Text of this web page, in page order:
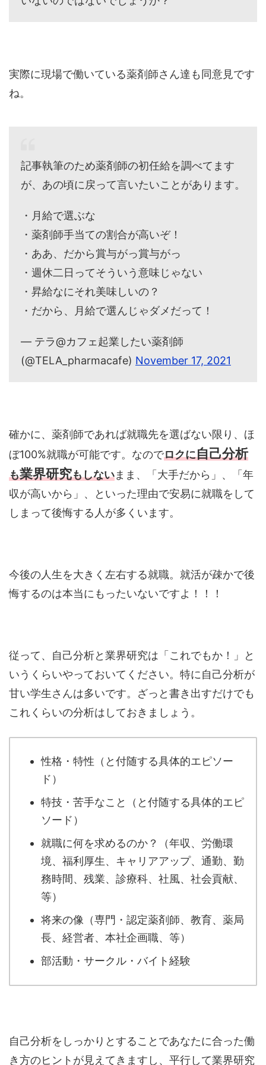
実際に現場で働いている薬剤師さん達も同意見です
ね。
が、あの頃に戻って言いたいことがあります。
・薬剤師手当ての割合が高いぞ！
・ああ、だから賞与がっ賞与がっ
・週休二日ってそういう意味じゃない
・昇給なにそれ美味しいの？
・だから、月給で選んじゃダメだって！
(@TELA_pharmacafe)November 17, 2021
ぼ100%就職が可能です。なのでロクに自己分析
も 業界研究もしないまま、「大手だから」、「年
収が高いから」、といった理由で安易に就職をして
しまって後悔する人が多くいます。
悔するのは本当にもったいないですよ！！！
いうくらいやっておいてください。特に自己分析が
甘い学生さんは多いです。ざっと書き出すだけでも
これくらいの分析はしておきましょう。
ド）
ソード）
境、福利厚生、キャリアアップ、通勤、勤
務時間、残業、診療科、社風、社会貢献、
等）
長、経営者、本社企画職、等）
き方のヒントが見えてきますし、平行して業界研究